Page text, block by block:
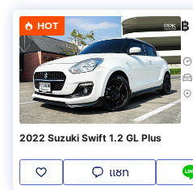
HOT ฿
2022 Suzuki Swift 1.2 GL Plus
แชท